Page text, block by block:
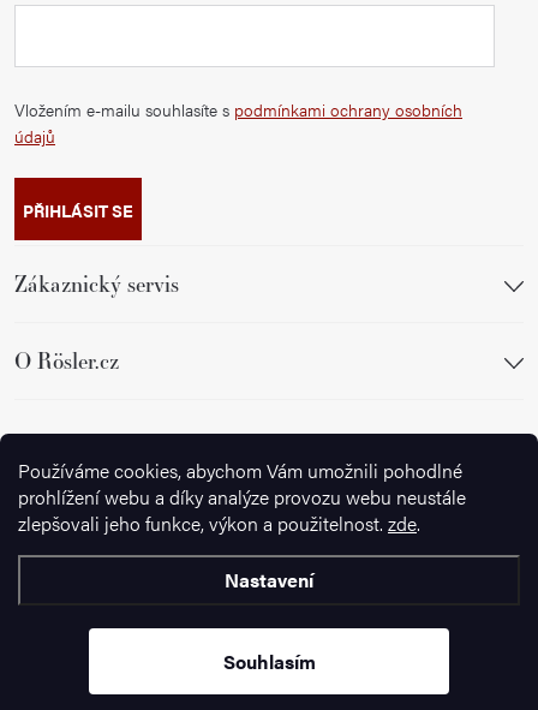
Používáme cookies, abychom Vám umožnili pohodlné
prohlížení webu a díky analýze provozu webu neustále
zlepšovali jeho funkce, výkon a použitelnost. zde.
Nastavení
Souhlasím
Vložením e-mailu souhlasíte s podmínkami ochrany osobních
údajů
PŘIHLÁSIT SE
Zákaznický servis
O Rösler.cz
Sledujte nás
nastavení cookies